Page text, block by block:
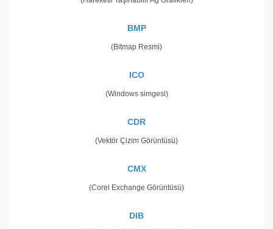
BMP
(Bitmap Resmi)
ICO
(Windows simgesi)
CDR
(Vektör Çizim Görüntüsü)
CMX
(Corel Exchange Görüntüsü)
DIB